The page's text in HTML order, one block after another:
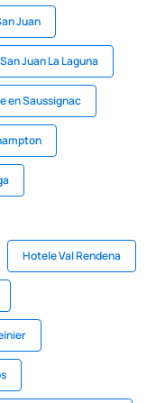
Juan
Juan La Laguna
en Saussignac
Hotele Val Rendena